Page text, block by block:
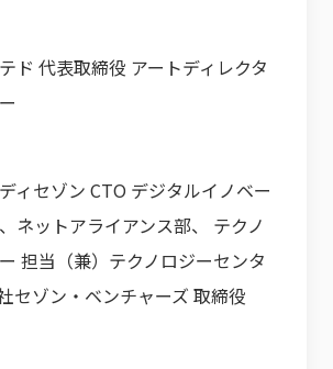
ド 代表取締役 アートディレクタ
ィセゾン CTO デジタルイノベー
ネットアライアンス部、 テクノ
担当（兼）テクノロジーセンタ
セゾン・ベンチャーズ 取締役